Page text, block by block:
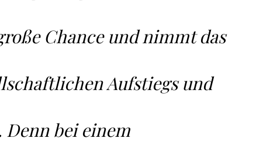
Chance und nimmt das
Aufstiegs und
Denn bei einem